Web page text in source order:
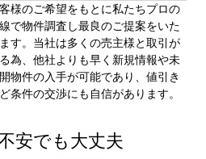
様のご希望をもとに私たちプロの
で物件調査し最良のご提案をいた
す。当社は多くの売主様と取引が
為、他社よりも早く新規情報や未
物件の⼊手が可能であり、値引き
条件の交渉にも自信があります。
安でも大丈夫